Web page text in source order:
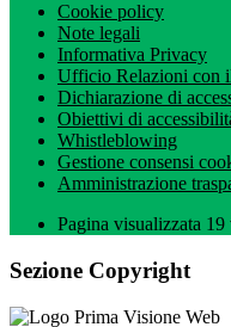
Cookie policy
Note legali
Informativa Privacy
Ufficio Relazioni con
Dichiarazione di
Obiettivi di
Whistleblowing
Gestione consensi
Amministrazione
Pagina visualizzata 19
Sezione Copyright